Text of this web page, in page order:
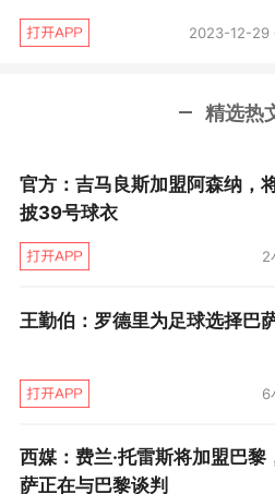
中超 | 最佳教练—佩雷拉：
接受了记者们的采访。他
但同时他又强调一点，上
奖杯，“球队能够夺冠，
其他因素，而是依靠自己
这个冠军的。它是通过
德甲 | 拜仁J罗分手倒计时?
屋漏偏逢连夜雨，刚刚输
2023-12-29
精选热
官方：吉马良斯加盟阿森纳，
披39号球衣
2
王勤伯：罗德里为足球选择巴
6
西媒：费兰·托雷斯将加盟巴黎
萨正在与巴黎谈判